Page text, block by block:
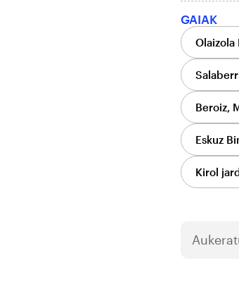
GAIAK
Olaizola
Beroiz,
Eskuz
Kirol